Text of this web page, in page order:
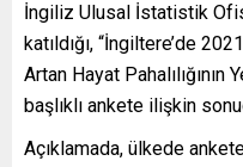
İngiliz Ulusal İstatistik
katıldığı, “İngiltere’de
Artan Hayat
başlıklı ankete ilişkin
Açıklamada, ülkede